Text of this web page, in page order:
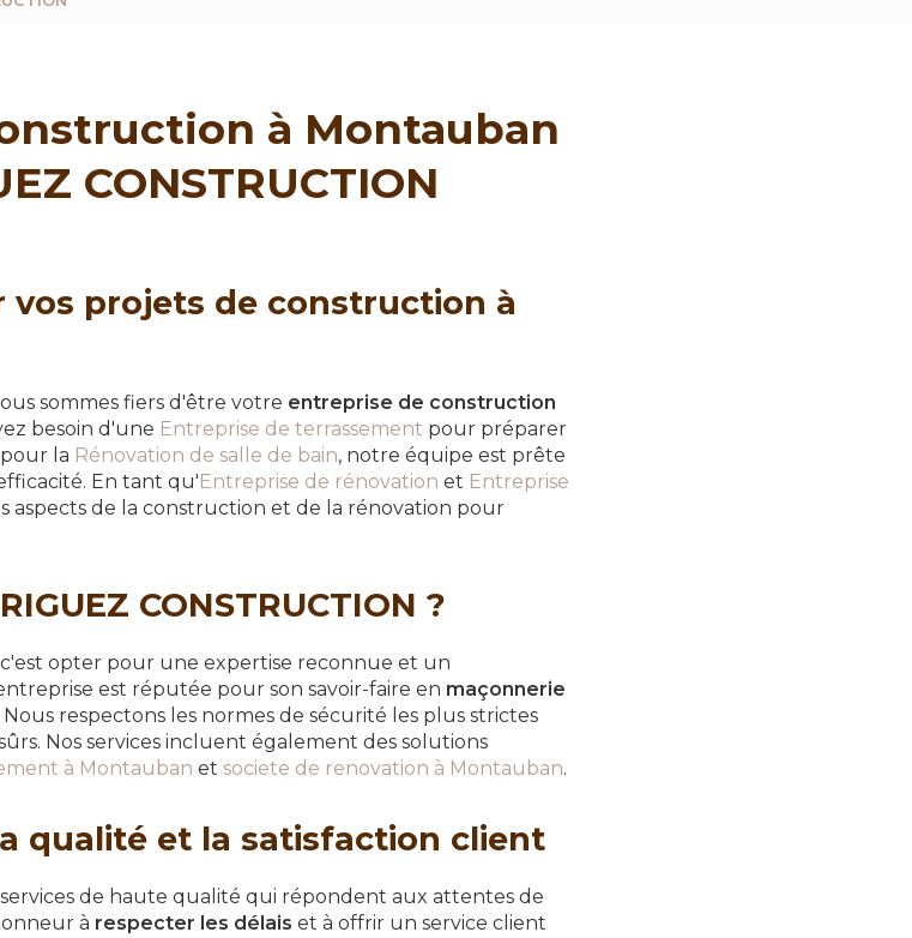
à Montauban
CONSTRUCTION
projets de construction à
sommes fiers d'être votre entreprise de construction
besoin d'une Entreprise de terrassement pour préparer
la Rénovation de salle de bain, notre équipe est prête
En tant qu'Entreprise de rénovation et Entreprise
aspects de la construction et de la rénovation pour
CONSTRUCTION ?
c'est opter pour une expertise reconnue et un
est réputée pour son savoir-faire en maçonnerie
Nous respectons les normes de sécurité les plus strictes
Nos services incluent également des solutions
à Montauban et societe de renovation à Montauban.
qualité et la satisfaction client
de haute qualité qui répondent aux attentes de
à respecter les délais et à offrir un service client